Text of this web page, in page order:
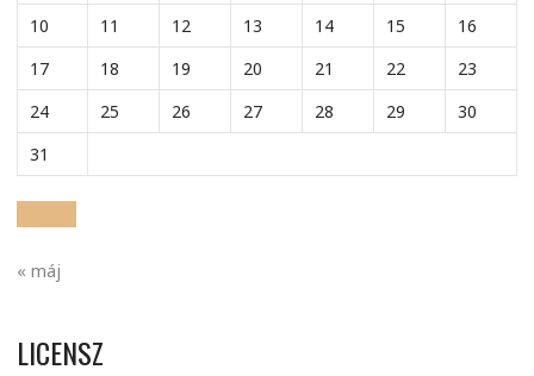
10
11 12 13 14 15
16
17
18 19 20 21 22
23
24
25 26 27 28 29
30
31
« máj
LICENSZ